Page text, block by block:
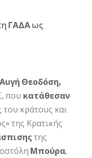
ΓΑΔΑως
Αυγή Θεοδόση,
που κατάθεσαν
κράτους και
της Κρατικής
της
Μπούρα,